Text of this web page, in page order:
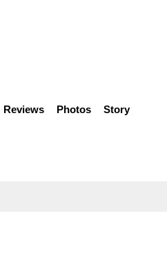
Reviews Photos Story